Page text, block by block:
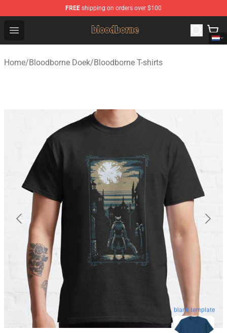
FREE shipping on orders over $100
Open menu
Bloodborne Shop - Official Bloodborne Merchandise
Home/Bloodborne Doek/Bloodborne T-shirts
blank template